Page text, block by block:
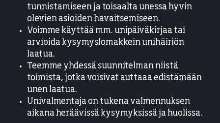
tunnistamiseen ja toisaalta unessa hyvin
olevien asioiden havaitsemiseen.
Voimme käyttää mm. unipäiväkirjaa tai
arvioida kysymyslomakkein unihäiriön
laatua.
Teemme yhdessä suunnitelman niistä
toimista, jotka voisivat auttaaa edistämään
unen laatua.
Univalmentaja on tukena valmennuksen
aikana heräävissä kysymyksissä ja huolissa.